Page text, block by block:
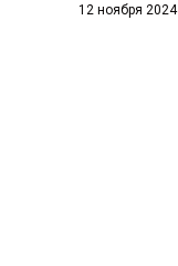
12 ноября 2024